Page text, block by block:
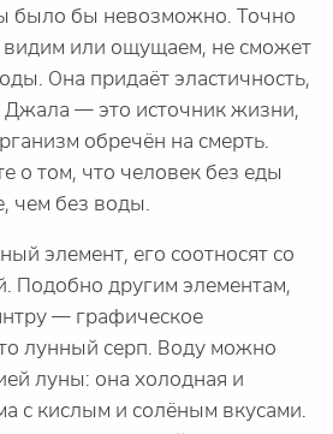
было бы невозможно. Точно
видим или ощущаем, не сможет
Она придаёт эластичность,
Джала — это источник жизни,
обречён на смерть.
о том, что человек без еды
чем без воды.
элемент, его соотносят со
Подобно другим элементам,
— графическое
лунный серп. Воду можно
луны: она холодная и
с кислым и солёным вкусами.